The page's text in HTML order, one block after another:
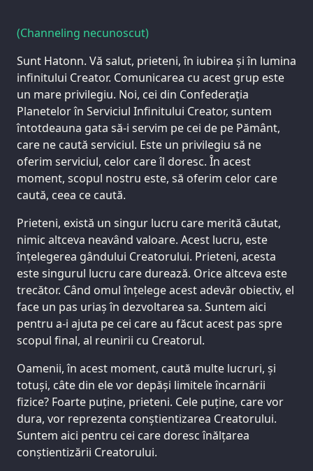
(Channeling necunoscut)
Sunt Hatonn. Vă salut, prieteni, în iubirea și în lumina
infinitului Creator. Comunicarea cu acest grup este
un mare privilegiu. Noi, cei din Confederația
Planetelor în Serviciul Infinitului Creator, suntem
întotdeauna gata să-i servim pe cei de pe Pământ,
care ne caută serviciul. Este un privilegiu să ne
oferim serviciul, celor care îl doresc. În acest
moment, scopul nostru este, să oferim celor care
caută, ceea ce caută.
Prieteni, există un singur lucru care merită căutat,
nimic altceva neavând valoare. Acest lucru, este
înțelegerea gândului Creatorului. Prieteni, acesta
este singurul lucru care durează. Orice altceva este
trecător. Când omul înțelege acest adevăr obiectiv, el
face un pas uriaș în dezvoltarea sa. Suntem aici
pentru a-i ajuta pe cei care au făcut acest pas spre
scopul final, al reunirii cu Creatorul.
Oamenii, în acest moment, caută multe lucruri, și
totuși, câte din ele vor depăși limitele încarnării
fizice? Foarte puține, prieteni. Cele puține, care vor
dura, vor reprezenta conștientizarea Creatorului.
Suntem aici pentru cei care doresc înălțarea
conștientizării Creatorului.